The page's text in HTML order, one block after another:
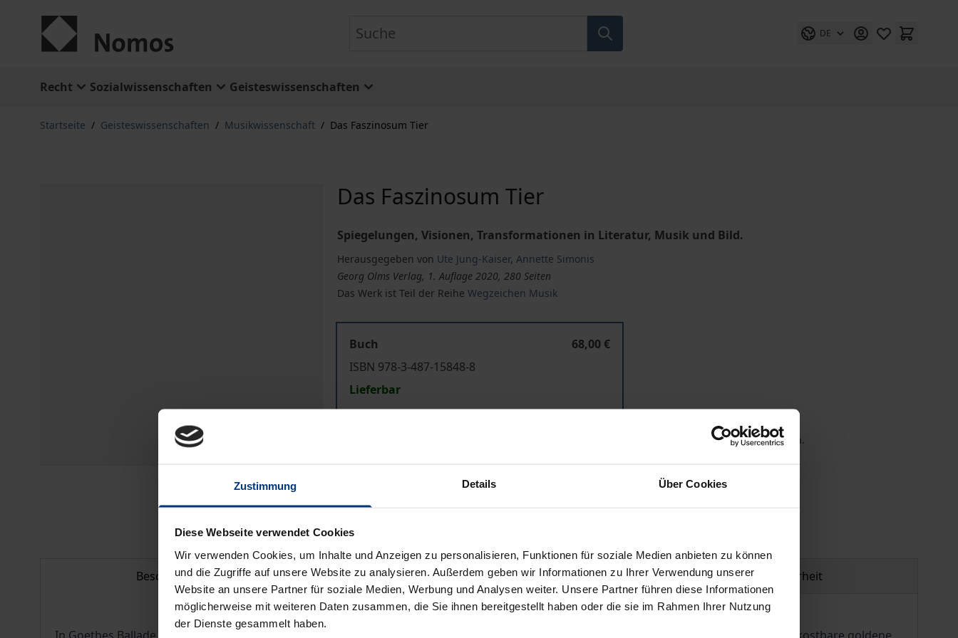
Zustimmung Details Über Cookies
Diese Webseite verwendet Cookies
Wir verwenden Cookies, um Inhalte und Anzeigen zu personalisieren, Funktionen für soziale Medien anbieten zu können
und die Zugriffe auf unsere Website zu analysieren. Außerdem geben wir Informationen zu Ihrer Verwendung unserer
Website an unsere Partner für soziale Medien, Werbung und Analysen weiter. Unsere Partner führen diese Informationen
möglicherweise mit weiteren Daten zusammen, die Sie ihnen bereitgestellt haben oder die sie im Rahmen Ihrer Nutzung
der Dienste gesammelt haben.
DE
Recht Sozialwissenschaften Geisteswissenschaften
Startseite / Geisteswissenschaften / Musikwissenschaft / Das Faszinosum Tier
Das Faszinosum Tier
Spiegelungen, Visionen, Transformationen in Literatur, Musik und Bild.
Herausgegeben von Ute Jung-Kaiser,Annette Simonis
Georg Olms Verlag, 1. Auflage 2020, 280 Seiten
Das Werk ist Teil der ReiheWegzeichen Musik
Buch
68,00 €
ISBN 978-3-487-15848-8
Lieferbar
Preisangaben inkl. MwSt. Abhängig von der Lieferadresse kann die MwSt. an der Kasse variieren.
In den Warenkorb Zur Wunschliste hinzufügen
Hinweise zu Versandkosten
Beschreibung Bibliografische Angaben Produktsicherheit